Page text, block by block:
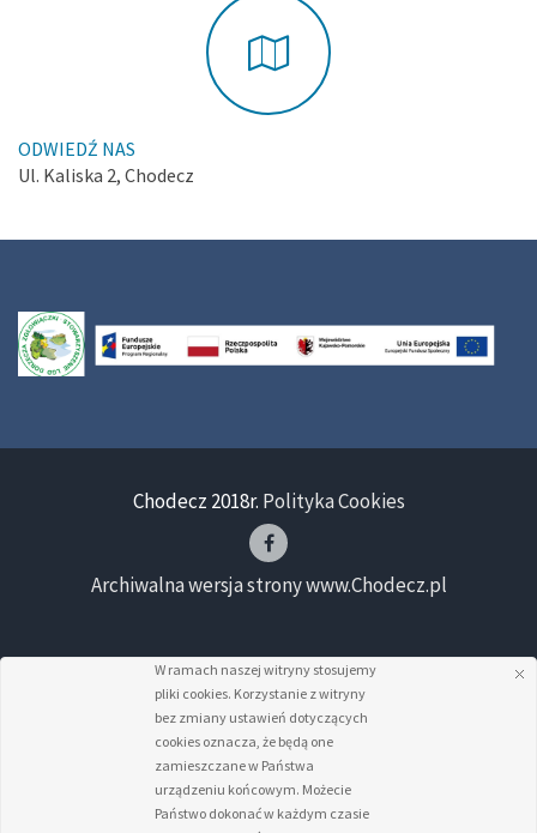
ODWIEDŹ NAS
Ul. Kaliska 2, Chodecz
Chodecz 2018r. Polityka Cookies
Archiwalna wersja strony www.Chodecz.pl
W ramach naszej witryny stosujemy
pliki cookies. Korzystanie z witryny
bez zmiany ustawień dotyczących
cookies oznacza, że będą one
zamieszczane w Państwa
urządzeniu końcowym. Możecie
Państwo dokonać w każdym czasie